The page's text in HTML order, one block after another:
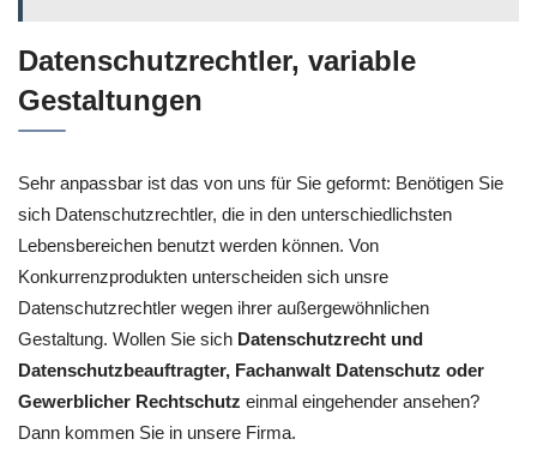
Datenschutzrechtler, variable
Gestaltungen
Sehr anpassbar ist das von uns für Sie geformt: Benötigen Sie
sich Datenschutzrechtler, die in den unterschiedlichsten
Lebensbereichen benutzt werden können. Von
Konkurrenzprodukten unterscheiden sich unsre
Datenschutzrechtler wegen ihrer außergewöhnlichen
Gestaltung. Wollen Sie sich Datenschutzrecht und
Datenschutzbeauftragter, Fachanwalt Datenschutz oder
Gewerblicher Rechtschutz einmal eingehender ansehen?
Dann kommen Sie in unsere Firma.